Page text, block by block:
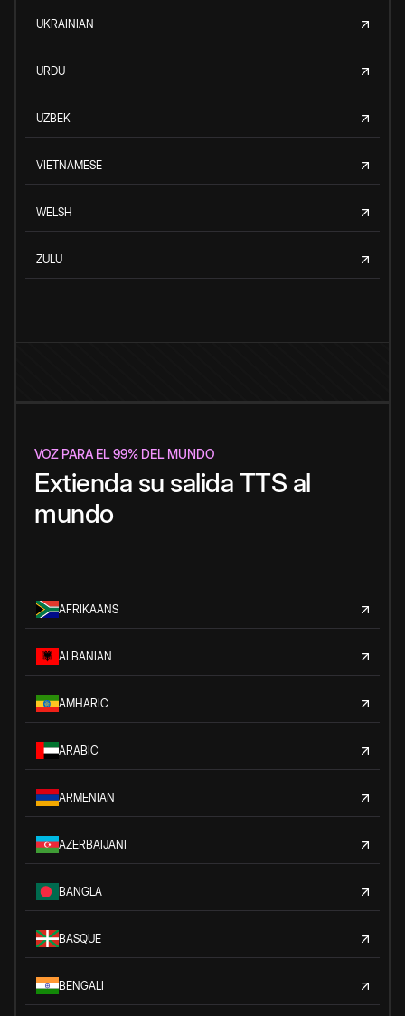
UKRAINIAN
URDU
UZBEK
VIETNAMESE
WELSH
ZULU
VOZ PARA EL 99% DEL MUNDO
Extienda su salida TTS al
mundo
AFRIKAANS
ALBANIAN
AMHARIC
ARABIC
ARMENIAN
AZERBAIJANI
BANGLA
BASQUE
BENGALI